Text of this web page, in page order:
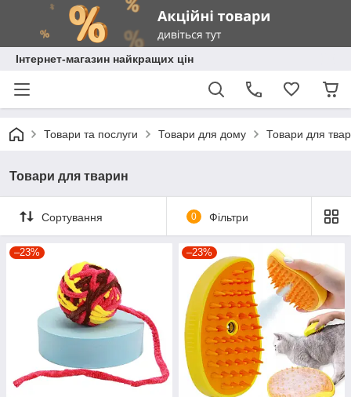
Інтернет-магазин найкращих цін
Товари та послуги Товари для дому Товари для
Товари для тварин
Сортування 0 Фільтри
–23% –23%